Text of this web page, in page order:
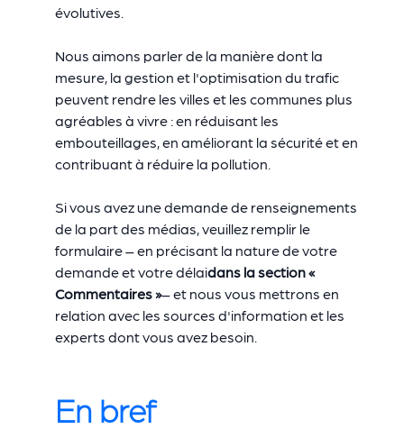
évolutives.
Nous aimons parler de la manière dont la
mesure, la gestion et l'optimisation du trafic
peuvent rendre les villes et les communes plus
agréables à vivre : en réduisant les
embouteillages, en améliorant la sécurité et en
contribuant à réduire la pollution.
Si vous avez une demande de renseignements
de la part des médias, veuillez remplir le
formulaire – en précisant la nature de votre
demande et votre délaidans la section «
Commentaires »– et nous vous mettrons en
relation avec les sources d'information et les
experts dont vous avez besoin.
En bref